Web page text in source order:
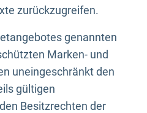
zurückzugreifen.
genannten
Marken- und
uneingeschränkt den
gültigen
Besitzrechten der